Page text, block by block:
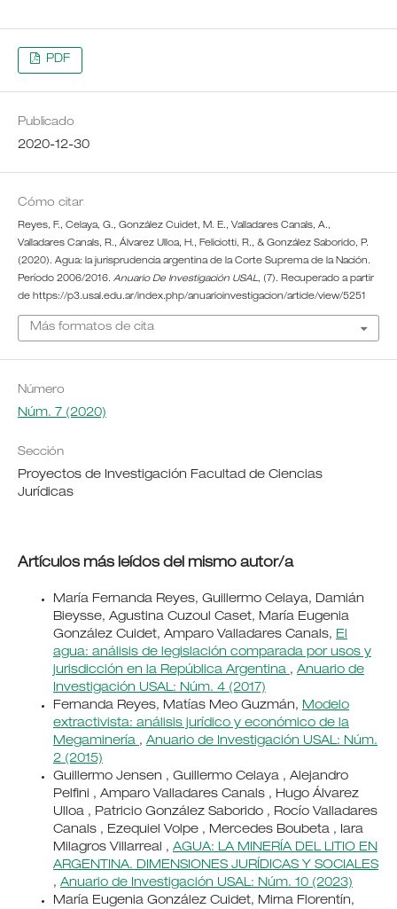
PDF
Publicado
2020-12-30
Cómo citar
Reyes, F., Celaya, G., González Cuidet, M. E., Valladares Canals, A.,
Valladares Canals, R., Álvarez Ulloa, H., Feliciotti, R., & González Saborido, P.
(2020). Agua: la jurisprudencia argentina de la Corte Suprema de la Nación.
Período 2006/2016. Anuario De Investigación USAL, (7). Recuperado a partir
de https://p3.usal.edu.ar/index.php/anuarioinvestigacion/article/view/5251
Más formatos de cita
Número
Núm. 7 (2020)
Sección
Proyectos de Investigación Facultad de Ciencias
Jurídicas
Artículos más leídos del mismo autor/a
María Fernanda Reyes, Guillermo Celaya, Damián
Bieysse, Agustina Cuzoul Caset, María Eugenia
González Cuidet, Amparo Valladares Canals, El
agua: análisis de legislación comparada por usos y
jurisdicción en la República Argentina , Anuario de
Investigación USAL: Núm. 4 (2017)
Fernanda Reyes, Matías Meo Guzmán, Modelo
extractivista: análisis jurídico y económico de la
Megaminería , Anuario de Investigación USAL: Núm.
2 (2015)
Guillermo Jensen , Guillermo Celaya , Alejandro
Pelfini , Amparo Valladares Canals , Hugo Álvarez
Ulloa , Patricio González Saborido , Rocío Valladares
Canals , Ezequiel Volpe , Mercedes Boubeta , Iara
Milagros Villarreal , AGUA: LA MINERÍA DEL LITIO EN
ARGENTINA. DIMENSIONES JURÍDICAS Y SOCIALES
, Anuario de Investigación USAL: Núm. 10 (2023)
María Eugenia González Cuidet, Mirna Florentín,